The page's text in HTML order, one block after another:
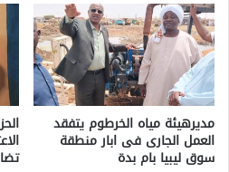
مديرهيئة مياه الخرطوم يتفقد
العمل الجارى فى ابار منطقة
سوق ليبيا بام بدة